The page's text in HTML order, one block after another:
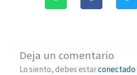
Deja un comentario
Lo siento, debes estarconectado